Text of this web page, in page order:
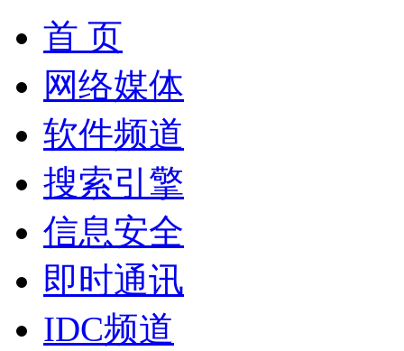
首 页
网络媒体
软件频道
搜索引擎
信息安全
即时通讯
IDC频道